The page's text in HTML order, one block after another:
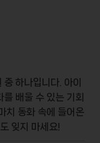
하나입니다. 아이
배울 수 있는 기회
치 동화 속에 들어온
잊지 마세요!